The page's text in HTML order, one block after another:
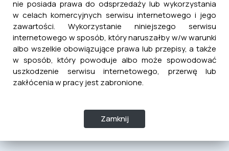
nie posiada prawa do odsprzedaży lub wykorzystania
w celach komercyjnych serwisu internetowego i jego
zawartości. Wykorzystanie niniejszego serwisu
internetowego w sposób, który naruszałby w/w warunki
albo wszelkie obowiązujące prawa lub przepisy, a także
w sposób, który powoduje albo może spowodować
uszkodzenie serwisu internetowego, przerwę lub
zakłócenia w pracy jest zabronione.
Zamknij